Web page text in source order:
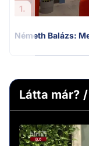
1.
Németh Balázs:
Látta már?